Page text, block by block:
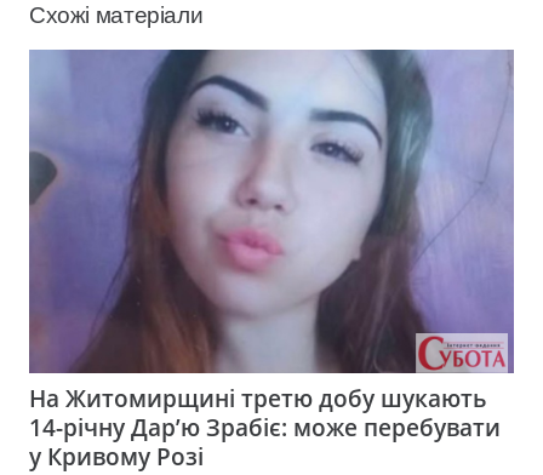
Схожі матеріали
На Житомирщині третю добу шукають
14-річну Дар’ю Зрабіє: може перебувати
у Кривому Розі